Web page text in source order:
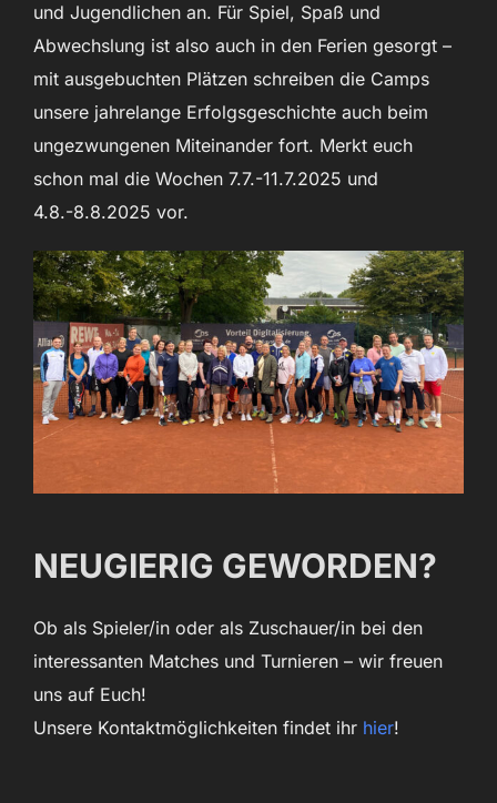
und Jugendlichen an. Für Spiel, Spaß und
Abwechslung ist also auch in den Ferien gesorgt –
mit ausgebuchten Plätzen schreiben die Camps
unsere jahrelange Erfolgsgeschichte auch beim
ungezwungenen Miteinander fort. Merkt euch
schon mal die Wochen 7.7.-11.7.2025 und
4.8.-8.8.2025 vor.
NEUGIERIG GEWORDEN?
Ob als Spieler/in oder als Zuschauer/in bei den
interessanten Matches und Turnieren – wir freuen
uns auf Euch!
Unsere Kontaktmöglichkeiten findet ihr hier!